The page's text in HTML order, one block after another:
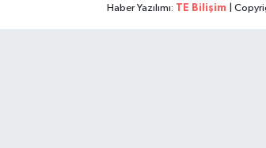
Haber Yazılımı: TE Bilişim |